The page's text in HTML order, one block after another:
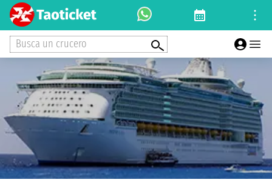
Busca un crucero